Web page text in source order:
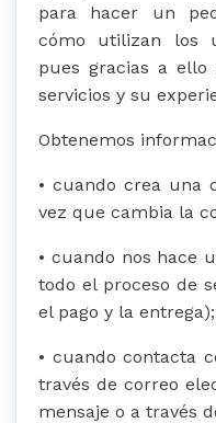
para hacer un
cómo utilizan los
pues gracias a ello
servicios y su
Obtenemos
• cuando crea una
vez que cambia la
• cuando nos hace
todo el proceso de
el pago y la entrega);
• cuando contacta
través de correo
mensaje o a través